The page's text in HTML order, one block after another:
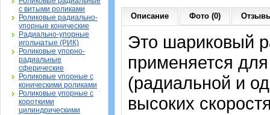
с витыми роликами
Роликовые радиально-
упорные конические
Радиально-упорные
игольчатые (РИК)
Роликовые упорно-
радиальные
сферические
Роликовые упорные с
коническими роликами
Роликовые упорные с
короткими
цилиндрическими
Описание Фото (0)
Это шариковый
применяется
(радиальной и
высоких